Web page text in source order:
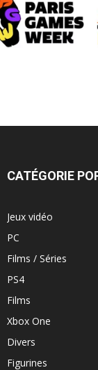
CATÉGORIE
Jeux vidéo
PC
Films / Séries
PS4
Films
Xbox One
Divers
Figurines